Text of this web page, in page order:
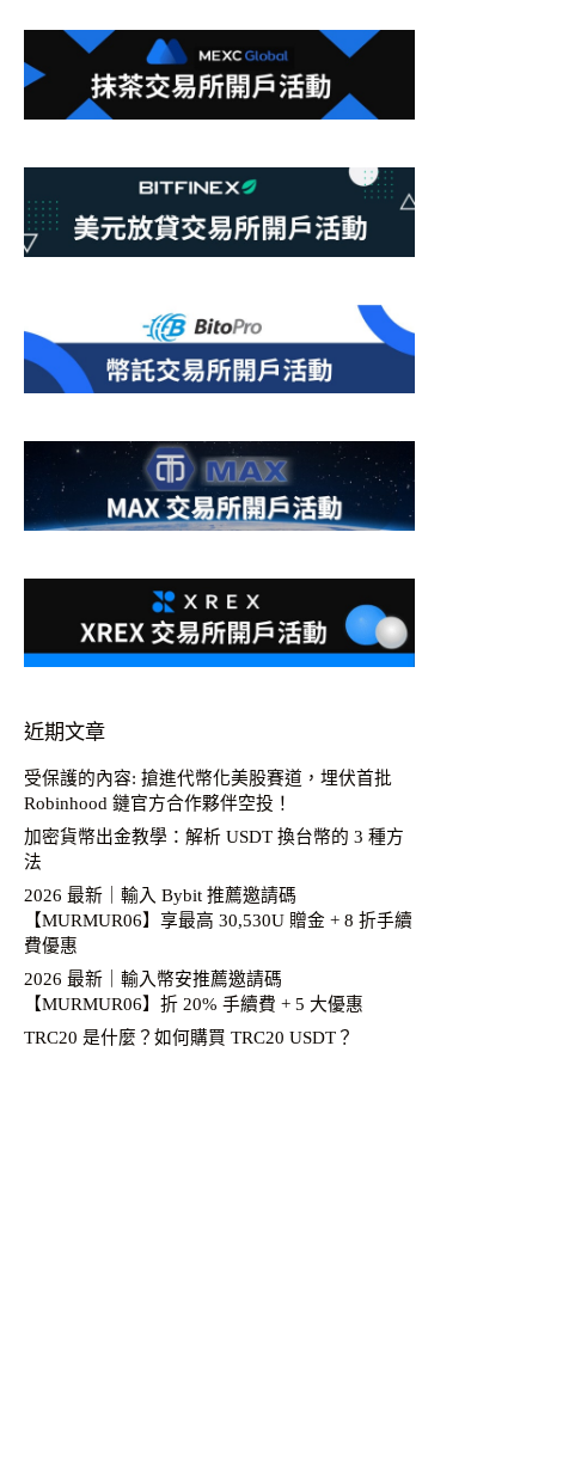
近期文章
受保護的內容: 搶進代幣化美股賽道，埋伏首批
Robinhood 鏈官方合作夥伴空投！
加密貨幣出金教學：解析 USDT 換台幣的 3 種方
法
2026 最新｜輸入 Bybit 推薦邀請碼
【MURMUR06】享最高 30,530U 贈金 + 8 折手續
費優惠
2026 最新｜輸入幣安推薦邀請碼
【MURMUR06】折 20% 手續費 + 5 大優惠
TRC20 是什麼？如何購買 TRC20 USDT？